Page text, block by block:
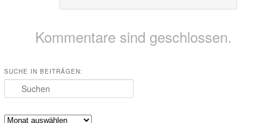
Kommentare sind geschlossen.
SUCHE IN BEITRÄGEN:
Suchen